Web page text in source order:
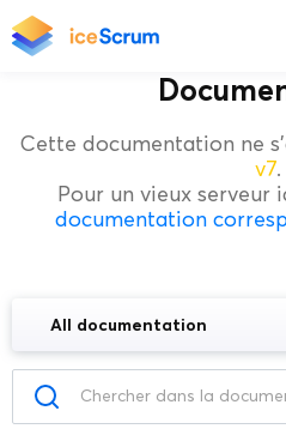
Cette documentation ne
v7.
Pour un vieux serveur
documentation
All documentation